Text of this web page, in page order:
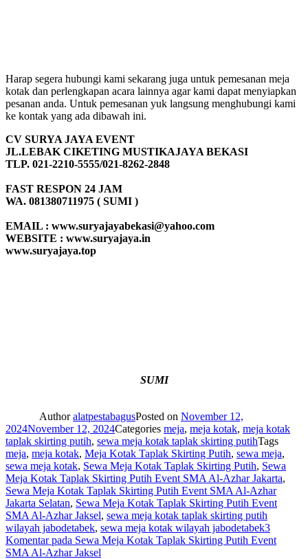
Harap segera hubungi kami sekarang juga untuk pemesanan meja
kotak dan perlengkapan acara lainnya agar kami dapat menyiapkan
pesanan anda. Untuk pemesanan yuk langsung menghubungi kami
ke kontak yang ada dibawah ini.
CV SURYA JAYA EVENT
JL.LEBAK CIKETING MUSTIKAJAYA BEKASI
TLP. 021-2210-5555/021-8262-2848
FAST RESPON 24 JAM
WA. 081380711975 ( SUMI )
EMAIL : www.suryajayabekasi@yahoo.com
WEBSITE : www.suryajaya.in
www.suryajaya.top
SUMI
AuthoralatpestabagusPosted on November 12,
2024November 12, 2024Categories meja, meja kotak, meja kotak
taplak skirting putih, sewa meja kotak taplak skirting putihTags
meja, meja kotak, Meja Kotak Taplak Skirting Putih, sewa meja,
sewa meja kotak, Sewa Meja Kotak Taplak Skirting Putih, Sewa
Meja Kotak Taplak Skirting Putih Event SMA Al-Azhar Jakarta,
Sewa Meja Kotak Taplak Skirting Putih Event SMA Al-Azhar
Jakarta Selatan, Sewa Meja Kotak Taplak Skirting Putih Event
SMA Al-Azhar Jaksel, sewa meja kotak taplak skirting putih
wilayah jabodetabek, sewa meja kotak wilayah jabodetabek3
Komentarpada Sewa Meja Kotak Taplak Skirting Putih Event
SMA Al-Azhar Jaksel